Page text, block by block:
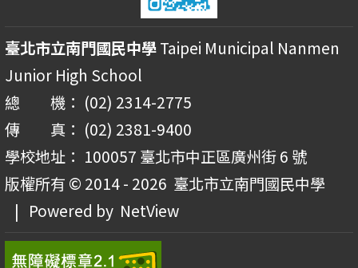
臺北市立南門國民中學Taipei Municipal Nanmen
Junior High School
總 機： (02) 2314-2775
傳 真： (02) 2381-9400
學校地址： 100057 臺北市中正區廣州街 6 號
版權所有 © 2014 - 2026 臺北市立南門國民中學
| Powered by NetView